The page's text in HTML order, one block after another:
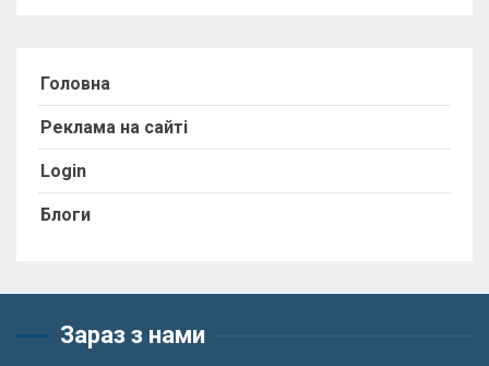
Головна
Реклама на сайті
Login
Блоги
Зараз з нами